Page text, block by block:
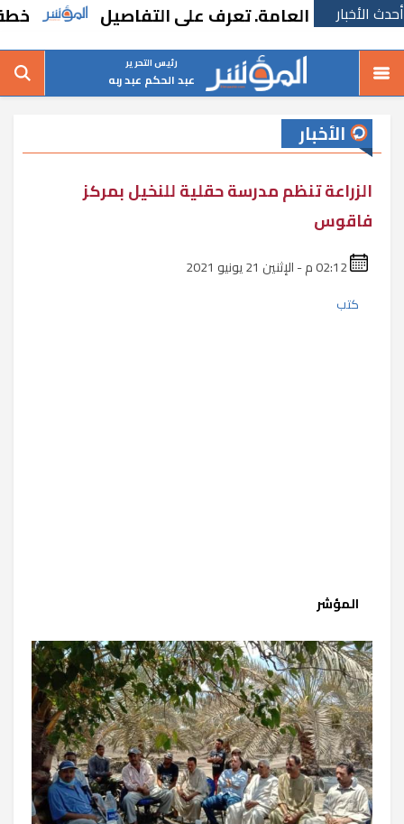
أحدث الأخبارالعامة. تعرف على التفاصيل خطة
رئيس التحرير
عبد الحكم عبد ربه
الأخبار
الزراعة تنظم مدرسة حقلية للنخيل بمركز
فاقوس
كتب
المؤشر